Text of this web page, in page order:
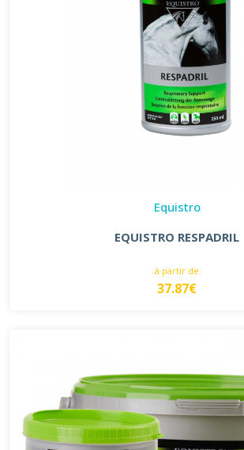
Equistro
EQUISTRO RESPADRIL
à partir de
37.87€